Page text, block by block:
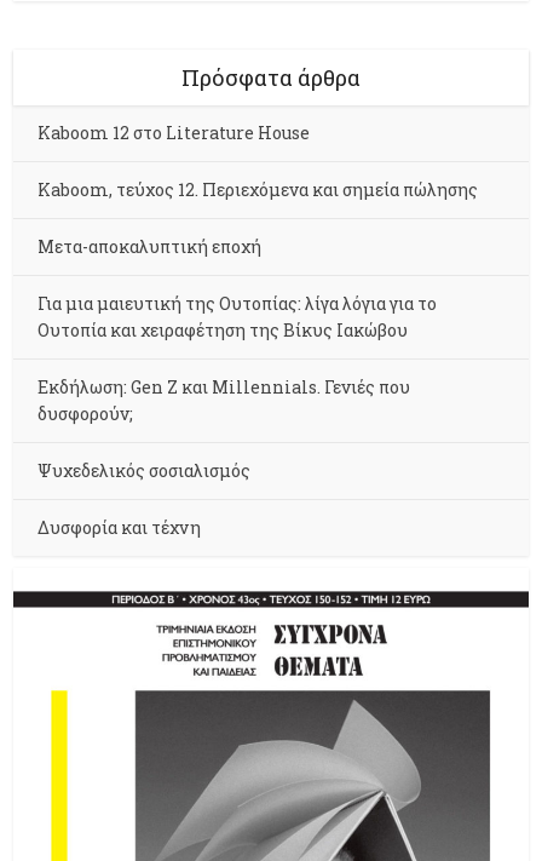
Πρόσφατα άρθρα
Kaboom 12 στο Literature House
Kaboom, τεύχος 12. Περιεχόμενα και σημεία πώλησης
Μετα-αποκαλυπτική εποχή
Για μια μαιευτική της Ουτοπίας: λίγα λόγια για το
Ουτοπία και χειραφέτηση της Βίκυς Ιακώβου
Εκδήλωση: Gen Z και Millennials. Γενιές που
δυσφορούν;
Ψυχεδελικός σοσιαλισμός
Δυσφορία και τέχνη